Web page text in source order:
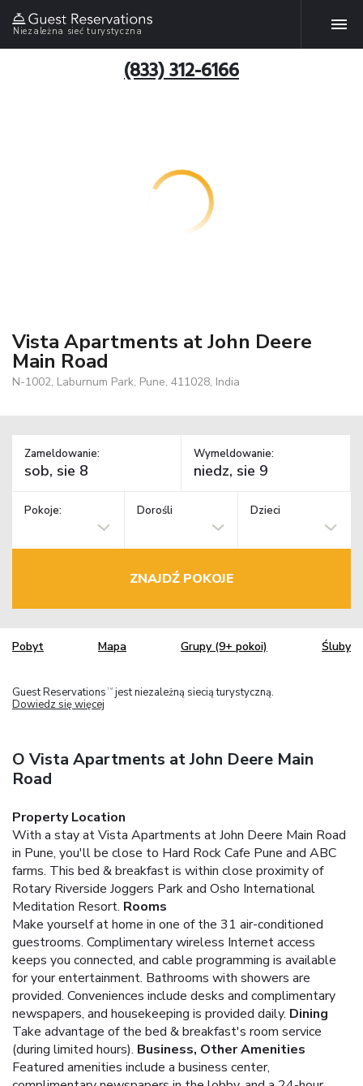
Niezależna sieć turystyczna
(833) 312-6166
Vista Apartments at John Deere
Main Road
N-1002, Laburnum Park, Pune, 411028, India
Zameldowanie: Wymeldowanie:
Pokoje: Dorośli Dzieci
ZNAJDŹ POKOJE
Pobyt Mapa Grupy (9+ pokoi) Śluby
Guest Reservations TM jest niezależną siecią turystyczną.
Dowiedz się więcej
O Vista Apartments at John Deere Main
Road
Property Location
With a stay at Vista Apartments at John Deere Main Road
in Pune, you'll be close to Hard Rock Cafe Pune and ABC
farms. This bed & breakfast is within close proximity of
Rotary Riverside Joggers Park and Osho International
Meditation Resort. Rooms
Make yourself at home in one of the 31 air-conditioned
guestrooms. Complimentary wireless Internet access
keeps you connected, and cable programming is available
for your entertainment. Bathrooms with showers are
provided. Conveniences include desks and complimentary
newspapers, and housekeeping is provided daily. Dining
Take advantage of the bed & breakfast's room service
(during limited hours). Business, Other Amenities
Featured amenities include a business center,